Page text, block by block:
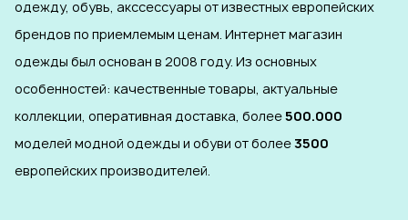
одежду, обувь, акссессуары от известных европейских
брендов по приемлемым ценам. Интернет магазин
одежды был основан в 2008 году. Из основных
особенностей: качественные товары, актуальные
коллекции, оперативная доставка, более500.000
моделей модной одежды и обуви от более3500
европейских производителей.